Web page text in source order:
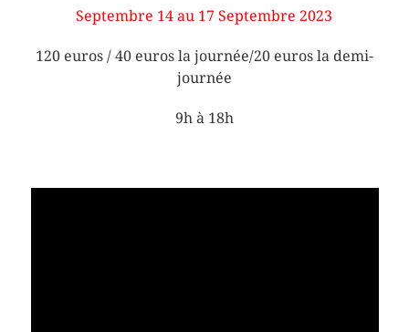
Septembre 14 au 17 Septembre 2023
120 euros / 40 euros la journée/20 euros la demi-
journée
9h à 18h